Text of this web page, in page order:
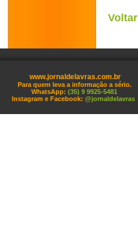
Voltar
www.jornaldelavras.com.br
Para quem leva a informação a sério.
WhatsApp: (35) 9 9925-5481
Instagram e Facebook: @jornaldelavras